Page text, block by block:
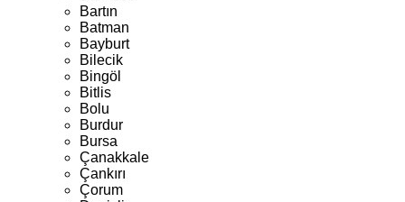
Bartın
Batman
Bayburt
Bilecik
Bingöl
Bitlis
Bolu
Burdur
Bursa
Çanakkale
Çankırı
Çorum